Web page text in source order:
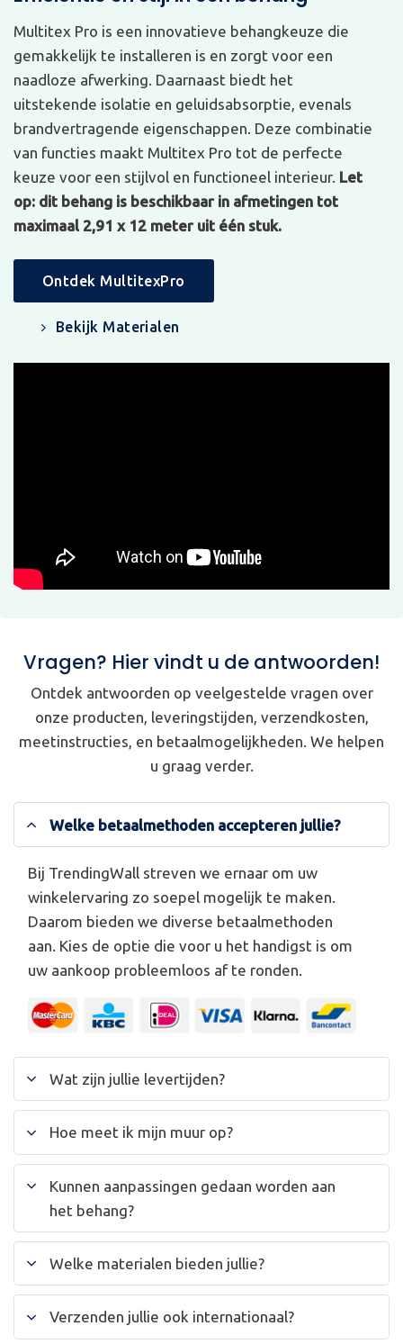
Multitex Pro is een innovatieve behangkeuze die
gemakkelijk te installeren is en zorgt voor een
naadloze afwerking. Daarnaast biedt het
uitstekende isolatie en geluidsabsorptie, evenals
brandvertragende eigenschappen. Deze combinatie
van functies maakt Multitex Pro tot de perfecte
keuze voor een stijlvol en functioneel interieur. Let
op: dit behang is beschikbaar in afmetingen tot
maximaal 2,91 x 12 meter uit één stuk.
Ontdek MultitexPro
Bekijk Materialen
Vragen? Hier vindt u de antwoorden!
Ontdek antwoorden op veelgestelde vragen over
onze producten, leveringstijden, verzendkosten,
meetinstructies, en betaalmogelijkheden. We helpen
u graag verder.
Welke betaalmethoden accepteren jullie?
Bij TrendingWall streven we ernaar om uw
winkelervaring zo soepel mogelijk te maken.
Daarom bieden we diverse betaalmethoden
aan. Kies de optie die voor u het handigst is om
uw aankoop probleemloos af te ronden.
Wat zijn jullie levertijden?
Hoe meet ik mijn muur op?
Kunnen aanpassingen gedaan worden aan
het behang?
Welke materialen bieden jullie?
Verzenden jullie ook internationaal?